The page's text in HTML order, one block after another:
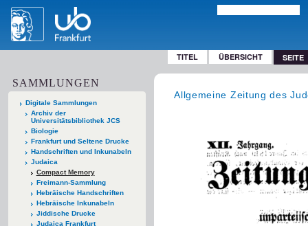
TITEL ÜBERSICHT SEITE
SAMMLUNGEN
Digitale Sammlungen
Archiv der
Universitätsbibliothek JCS
Biologie
Frankfurt und Seltene Drucke
Handschriften und Inkunabeln
Judaica
Compact Memory
Freimann-Sammlung
Hebräische Handschriften
Hebräische Inkunabeln
Jiddische Drucke
Judaica Frankfurt
Allgemeine Zeitung des